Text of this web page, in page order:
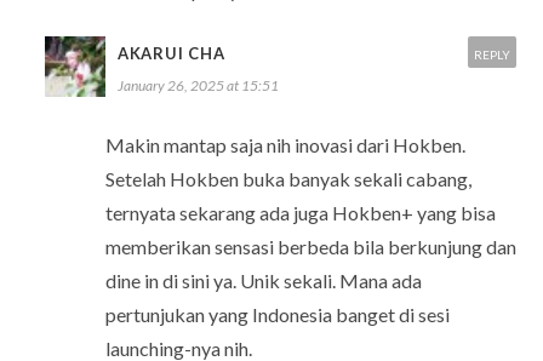
AKARUI CHA
January 26, 2025 at 15:51
Makin mantap saja nih inovasi dari Hokben.
Setelah Hokben buka banyak sekali cabang,
ternyata sekarang ada juga Hokben+ yang bisa
memberikan sensasi berbeda bila berkunjung dan
dine in di sini ya. Unik sekali. Mana ada
pertunjukan yang Indonesia banget di sesi
launching-nya nih.
REPLY